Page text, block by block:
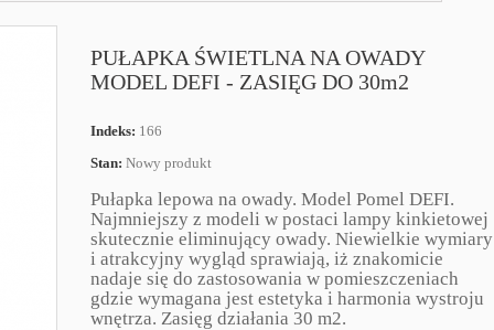
PUŁAPKA ŚWIETLNA NA OWADY
MODEL DEFI - ZASIĘG DO 30m2
Indeks: 166
Stan: Nowy produkt
Pułapka lepowa na owady. Model Pomel DEFI.
Najmniejszy z modeli w postaci lampy kinkietowej
skutecznie eliminujący owady. Niewielkie wymiary
i atrakcyjny wygląd sprawiają, iż znakomicie
nadaje się do zastosowania w pomieszczeniach
gdzie wymagana jest estetyka i harmonia wystroju
wnętrza. Zasięg działania 30 m2.